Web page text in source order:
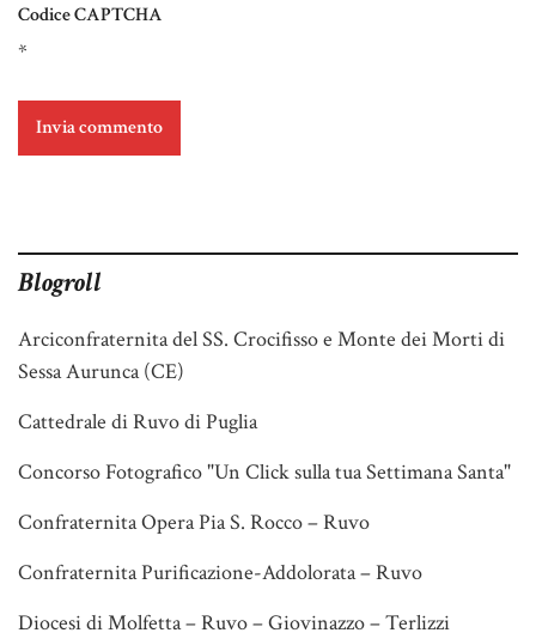
Codice CAPTCHA
*
Blogroll
Arciconfraternita del SS. Crocifisso e Monte dei Morti di
Sessa Aurunca (CE)
Cattedrale di Ruvo di Puglia
Concorso Fotografico "Un Click sulla tua Settimana Santa"
Confraternita Opera Pia S. Rocco – Ruvo
Confraternita Purificazione-Addolorata – Ruvo
Diocesi di Molfetta – Ruvo – Giovinazzo – Terlizzi